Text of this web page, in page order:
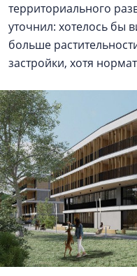
территориального
уточнил: хотелось бы
больше
застройки, хотя